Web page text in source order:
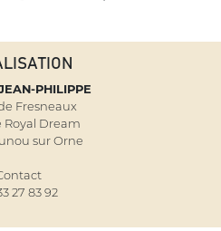
PHILIPPE
Fresneaux
Royal Dream
sur Orne
27 83 92